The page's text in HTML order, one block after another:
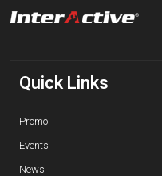
Quick Links
Promo
Events
News